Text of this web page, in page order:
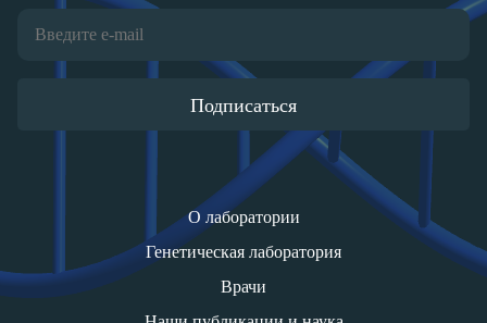
Подписаться
О лаборатории
Генетическая лаборатория
Врачи